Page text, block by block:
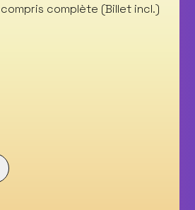
complète (Billet incl.)